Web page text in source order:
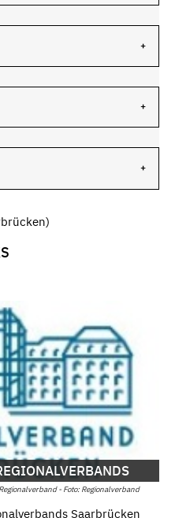
- Foto: Regionalverband
Saarbrücken